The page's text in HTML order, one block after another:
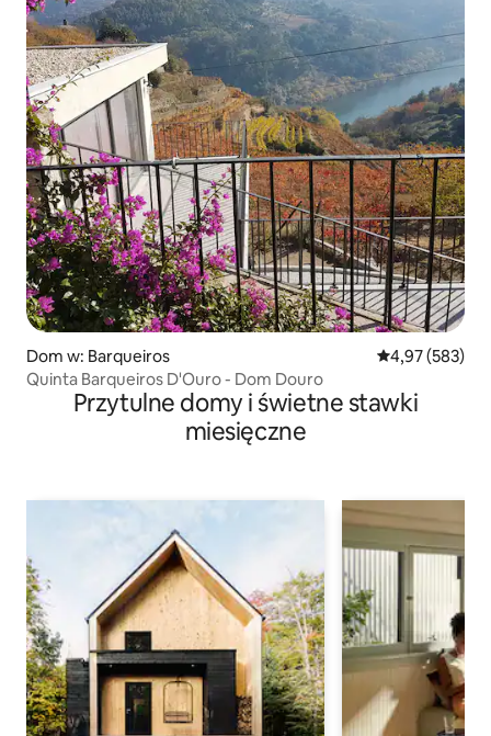
Dom w: Barqueiros Średnia
4,97 (583)
Quinta Barqueiros D'Ouro - Dom Douro
Przytulne domy i świetne stawki
miesięczne